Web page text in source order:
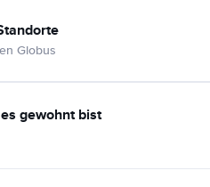
Globus
gewohnt bist